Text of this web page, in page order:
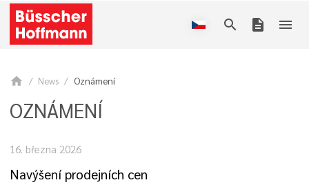
search description menu
home News Oznámení
OZNÁMENÍ
16. března 2026
Navýšení prodejních cen